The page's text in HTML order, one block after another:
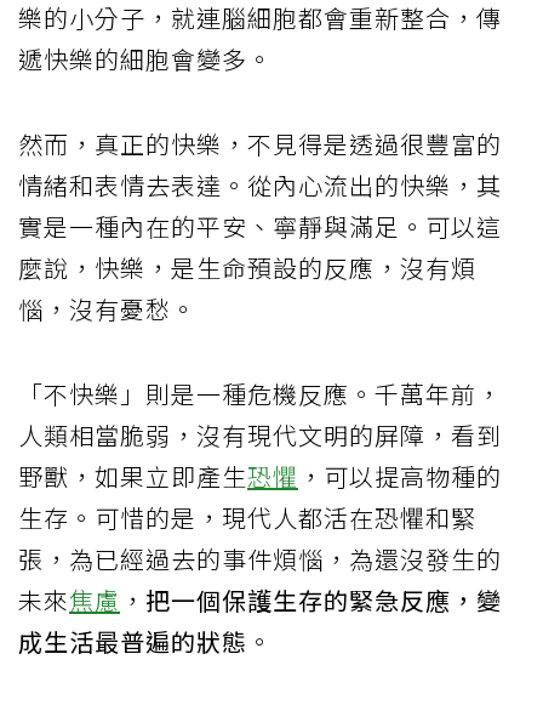
樂的小分子，就連腦細胞都會重新整合，傳
遞快樂的細胞會變多。
然而，真正的快樂，不見得是透過很豐富的
情緒和表情去表達。從內心流出的快樂，其
實是一種內在的平安、寧靜與滿足。可以這
麼說，快樂，是生命預設的反應，沒有煩
惱，沒有憂愁。
「不快樂」則是一種危機反應。千萬年前，
人類相當脆弱，沒有現代文明的屏障，看到
野獸，如果立即產生恐懼 ，可以提高物種的
生存。可惜的是，現代人都活在恐懼和緊
張，為已經過去的事件煩惱，為還沒發生的
未來焦慮 ， 把一個保護生存的緊急反應，變
成生活最普遍的狀態 。